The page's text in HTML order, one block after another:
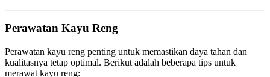
Perawatan Kayu Reng
Perawatan kayu reng penting untuk memastikan daya tahan dan
kualitasnya tetap optimal. Berikut adalah beberapa tips untuk
merawat kayu reng: